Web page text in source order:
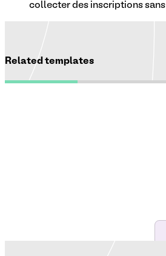
collecter des inscriptions
Related templates